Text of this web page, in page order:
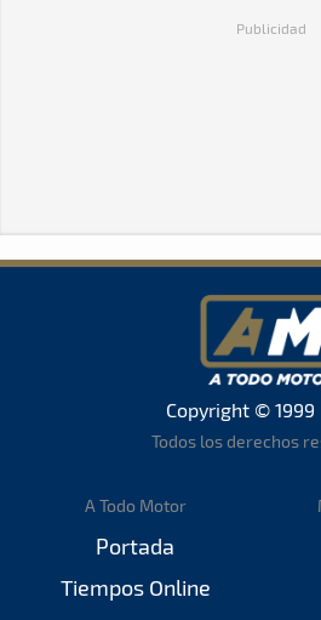
Publicidad
Copyright ©
Todos los derechos
A Todo Motor
Portada
Tiempos Online